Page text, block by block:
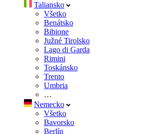
Taliansko
Všetko
Benátsko
Bibione
Južné Tirolsko
Lago di Garda
Rimini
Toskánsko
Trento
Umbria
…
Nemecko
Všetko
Bavorsko
Berlín